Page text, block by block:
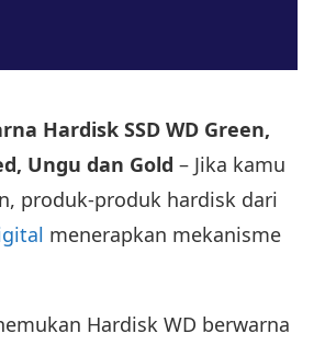
Hardisk SSD WD Green,
Ungu dan Gold – Jika kamu
produk-produk hardisk dari
menerapkan mekanisme
Hardisk WD berwarna